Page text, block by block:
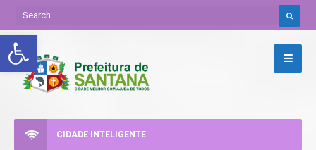
Abrir a barra de ferramentas
CIDADE INTELIGENTE